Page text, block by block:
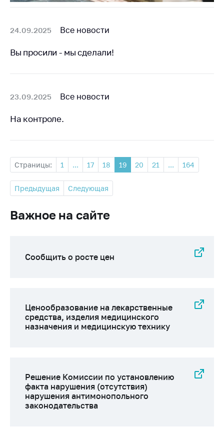
24.09.2025 Все новости
Вы просили - мы сделали!
23.09.2025 Все новости
На контроле.
Страницы: 1 ... 17 18 19 20 21 ... 164
Предыдущая Следующая
Важное на сайте
Сообщить о росте цен
Ценообразование на лекарственные
средства, изделия медицинского
назначения и медицинскую технику
Решение Комиссии по установлению
факта нарушения (отсутствия)
нарушения антимонопольного
законодательства